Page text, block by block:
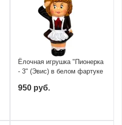
Ёлочная игрушка "Пионерка
- 3" (Эвис) в белом фартуке
950 руб.